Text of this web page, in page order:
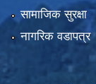
सामाजिक सुरक्षा
नागरिक वडापत्र